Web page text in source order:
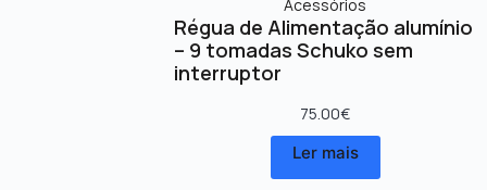
Acessórios
Régua de Alimentação alumínio
– 9 tomadas Schuko sem
interruptor
75.00€
Ler mais